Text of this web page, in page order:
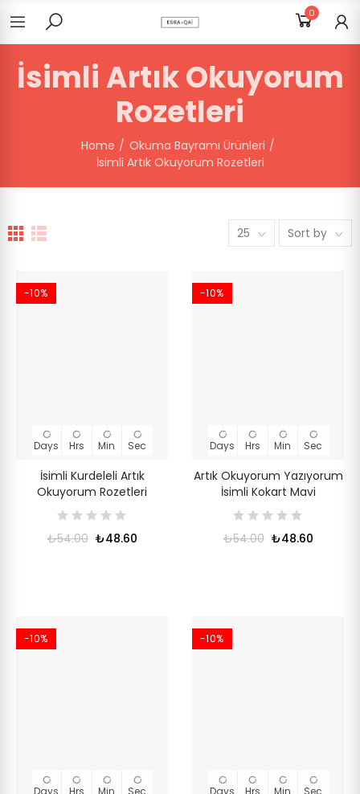
0
İsimli Artık Okuyorum
Rozetleri
Home
Okuma Bayramı Ürünleri
İsimli Artık Okuyorum Rozetleri
25 Sort by
-10%
Days Hrs Min Sec
İsimli Kurdeleli Artık
Okuyorum Rozetleri
₺54.00 ₺48.60
-10%
Days Hrs Min Sec
Artık Okuyorum Yazıyorum
İsimli Kokart Mavi
₺54.00 ₺48.60
-10%
Days Hrs Min Sec
-10%
Days Hrs Min Sec